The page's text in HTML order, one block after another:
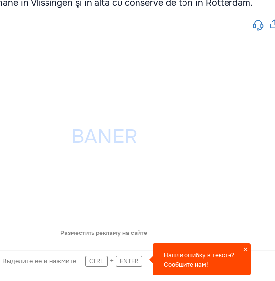
în Vlissingen şi în alta cu conserve de ton în Rotterdam.
Разместить рекламу на сайте
Выделите ее и нажмите CTRL + ENTER
Нашли ошибку в тексте?
Сообщите нам!